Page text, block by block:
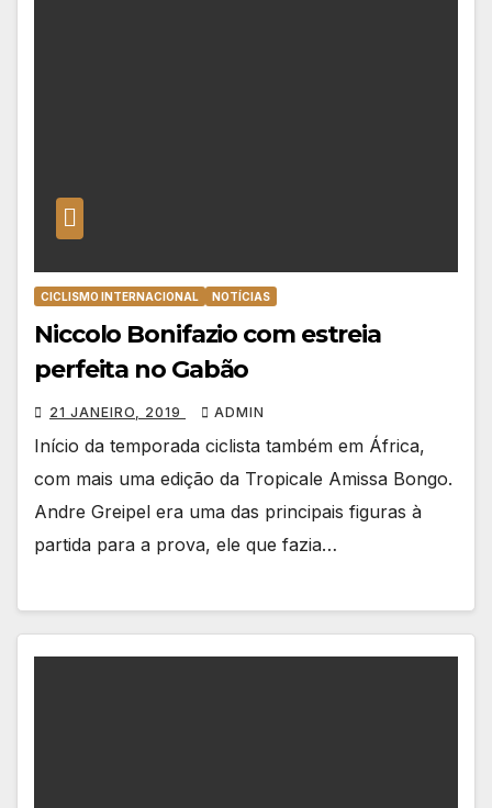
CICLISMO INTERNACIONAL NOTÍCIAS
Niccolo Bonifazio com estreia
perfeita no Gabão
21 JANEIRO, 2019 ADMIN
Início da temporada ciclista também em África,
com mais uma edição da Tropicale Amissa Bongo.
Andre Greipel era uma das principais figuras à
partida para a prova, ele que fazia…